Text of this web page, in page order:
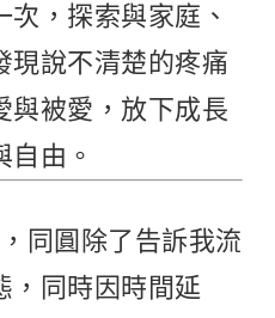
，探索與家庭、
現說不清楚的疼痛
與被愛，放下成長
自由。
同圓除了告訴我流
，同時因時間延